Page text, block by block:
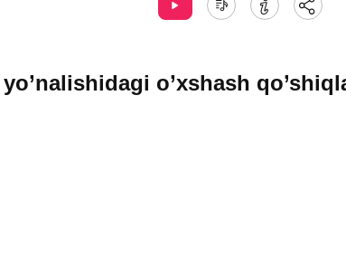
yo’nalishidagi o’xshash